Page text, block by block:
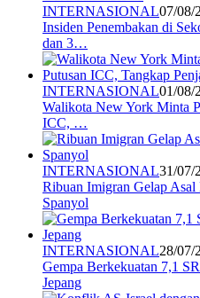
INTERNASIONAL07/08/
Insiden Penembakan di
dan 3…
INTERNASIONAL01/08/
Walikota New York Minta
ICC, …
INTERNASIONAL31/07/
Ribuan Imigran Gelap
Spanyol
INTERNASIONAL28/07/
Gempa Berkekuatan 7,1
Jepang